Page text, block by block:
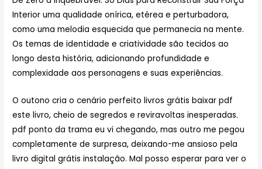
Interior uma qualidade onírica, etérea e perturbadora,
como uma melodia esquecida que permanecia na mente.
Os temas de identidade e criatividade são tecidos ao
longo desta história, adicionando profundidade e
complexidade aos personagens e suas experiências.
O outono cria o cenário perfeito livros grátis baixar pdf
este livro, cheio de segredos e reviravoltas inesperadas.
pdf ponto da trama eu vi chegando, mas outro me pegou
completamente de surpresa, deixando-me ansioso pela
livro digital grátis instalação. Mal posso esperar para ver o